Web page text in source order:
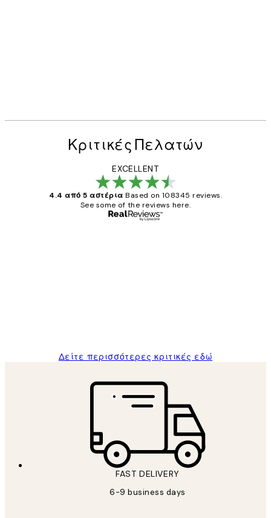
Κριτικές Πελατών
EXCELLENT
4.4 από 5 αστέρια Based on 108345 reviews.
See some of the reviews here.
Δείτε περισσότερες κριτικές εδώ
FAST DELIVERY
6-9 business days